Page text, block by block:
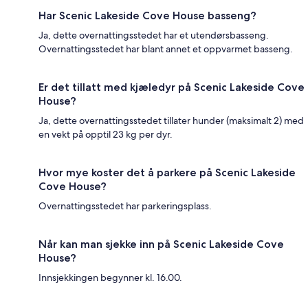
Har Scenic Lakeside Cove House basseng?
Ja, dette overnattingsstedet har et utendørsbasseng.
Overnattingsstedet har blant annet et oppvarmet basseng.
Er det tillatt med kjæledyr på Scenic Lakeside Cove
House?
Ja, dette overnattingsstedet tillater hunder (maksimalt 2) med
en vekt på opptil 23 kg per dyr.
Hvor mye koster det å parkere på Scenic Lakeside
Cove House?
Overnattingsstedet har parkeringsplass.
Når kan man sjekke inn på Scenic Lakeside Cove
House?
Innsjekkingen begynner kl. 16.00.